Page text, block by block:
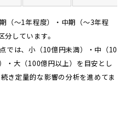
（～1年程度）・中期（～3年程
しています。
では、小（10億円未満）・中（10
・大（100億円以上）を目安とし
き定量的な影響の分析を進めてま